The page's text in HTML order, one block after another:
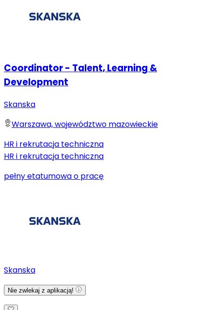
Coordinator - Talent, Learning &
Development
Skanska
Warszawa, województwo mazowieckie
HR i rekrutacja techniczna
HR i rekrutacja techniczna
pełny etatumowa o pracę
Skanska
Nie zwlekaj z aplikacją!